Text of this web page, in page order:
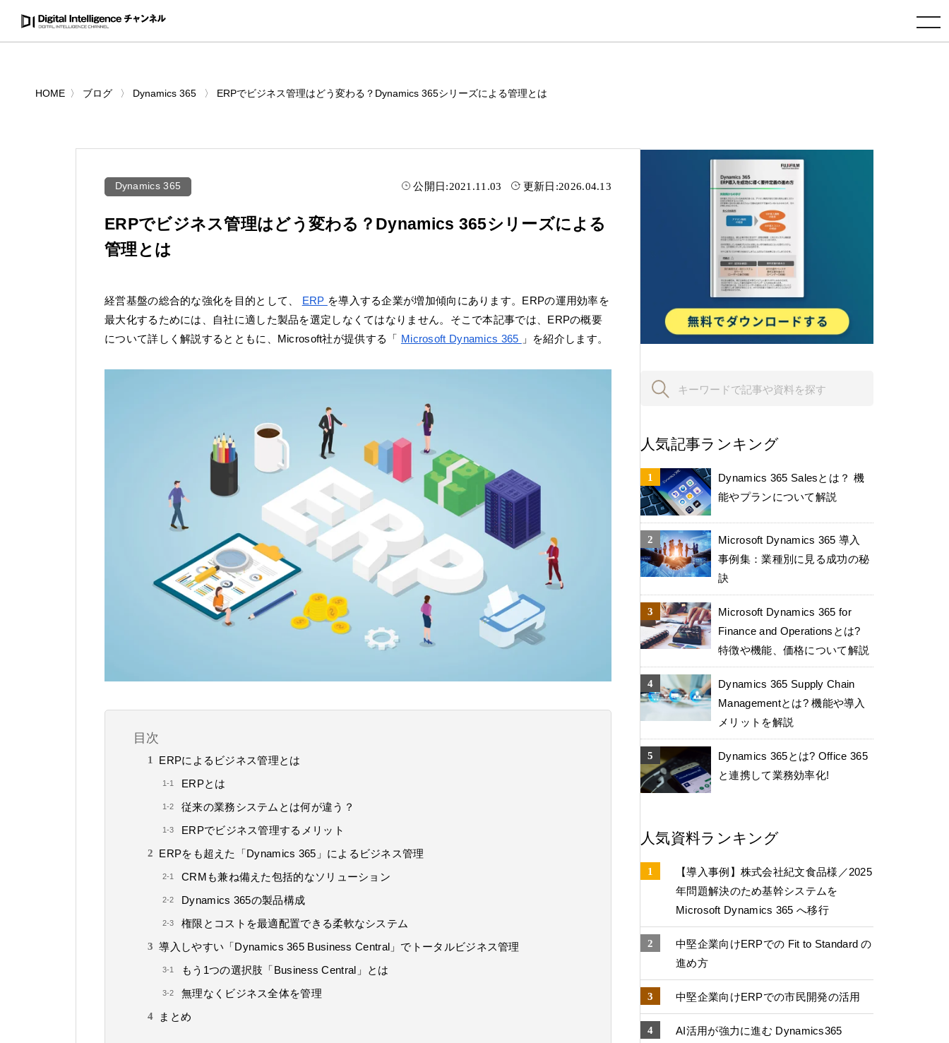
toggle navigation
HOME ブログ Dynamics 365 ERPでビジネス管理はどう変わる？Dynamics 365シリーズによる管理とは
Dynamics 365 公開日:2021.11.03 更新日:2026.04.13
ERPでビジネス管理はどう変わる？Dynamics 365シリーズによる
管理とは
経営基盤の総合的な強化を目的として、 ERP を導入する企業が増加傾向にあります。ERPの運用効率を
最大化するためには、自社に適した製品を選定しなくてはなりません。そこで本記事では、ERPの概要
について詳しく解説するとともに、Microsoft社が提供する「 Microsoft Dynamics 365 」を紹介します。
目次
ERPによるビジネス管理とは
ERPとは
従来の業務システムとは何が違う？
ERPでビジネス管理するメリット
ERPをも超えた「Dynamics 365」によるビジネス管理
CRMも兼ね備えた包括的なソリューション
Dynamics 365の製品構成
権限とコストを最適配置できる柔軟なシステム
導入しやすい「Dynamics 365 Business Central」でトータルビジネス管理
もう1つの選択肢「Business Central」とは
無理なくビジネス全体を管理
まとめ
人気記事ランキング
Dynamics 365 Salesとは？ 機
能やプランについて解説
Microsoft Dynamics 365 導入
事例集：業種別に見る成功の秘
訣
Microsoft Dynamics 365 for
Finance and Operationsとは?
特徴や機能、価格について解説
Dynamics 365 Supply Chain
Managementとは? 機能や導入
メリットを解説
Dynamics 365とは? Office 365
と連携して業務効率化!
人気資料ランキング
【導入事例】株式会社紀文食品様／2025
年問題解決のため基幹システムを
Microsoft Dynamics 365 へ移行
中堅企業向けERPでの Fit to Standard の
進め方
中堅企業向けERPでの市⺠開発の活用
AI活用が強力に進む Dynamics365